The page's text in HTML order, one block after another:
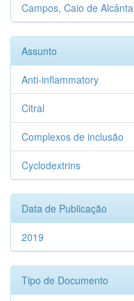
Campos, Caio de
Assunto
Anti-inflammatory
Citral
Complexos de inclusão
Cyclodextrins
Data de Publicação
2019
Tipo de Documento